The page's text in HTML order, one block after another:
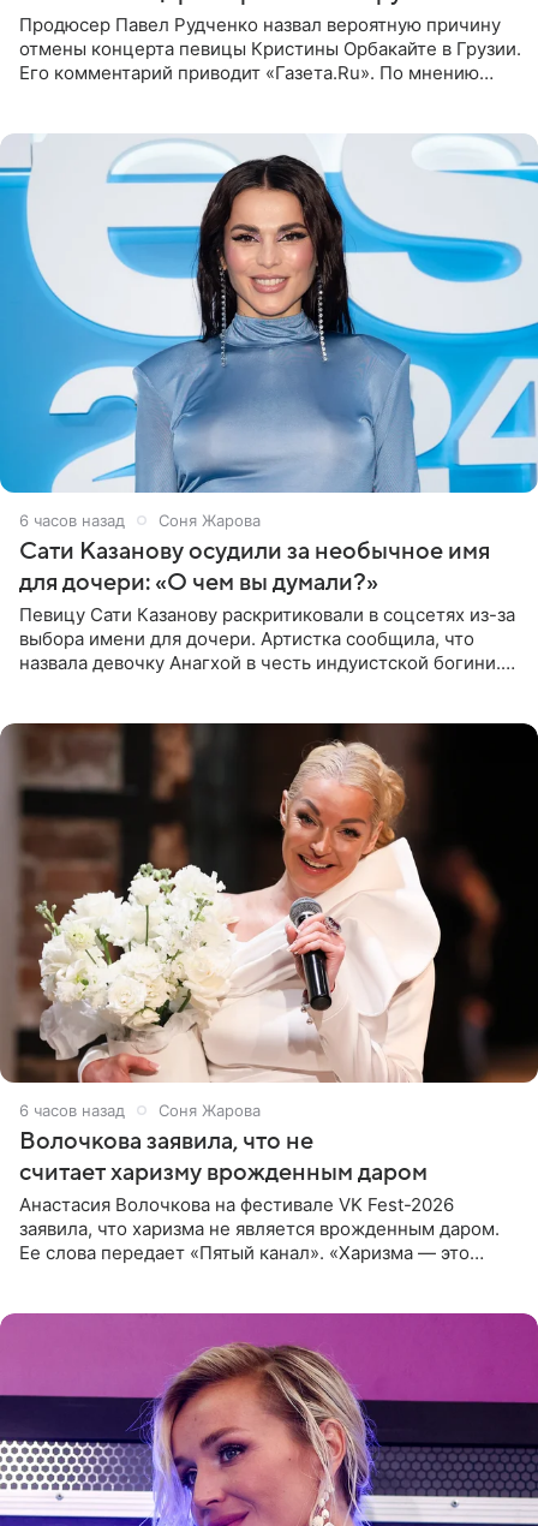
Продюсер Павел Рудченко назвал вероятную причину
отмены концерта певицы Кристины Орбакайте в Грузии.
Его комментарий приводит «Газета.Ru». По мнению
6 часов назад Соня Жарова
Сати Казанову осудили за необычное имя
для дочери: «О чем вы думали?»
Певицу Сати Казанову раскритиковали в соцсетях из-за
выбора имени для дочери. Артистка сообщила, что
назвала девочку Анагхой в честь индуистской богини.
6 часов назад Соня Жарова
Волочкова заявила, что не
считает харизму врожденным даром
Анастасия Волочкова на фестивале VK Fest-2026
заявила, что харизма не является врожденным даром.
Ее слова передает «Пятый канал». «Харизма — это